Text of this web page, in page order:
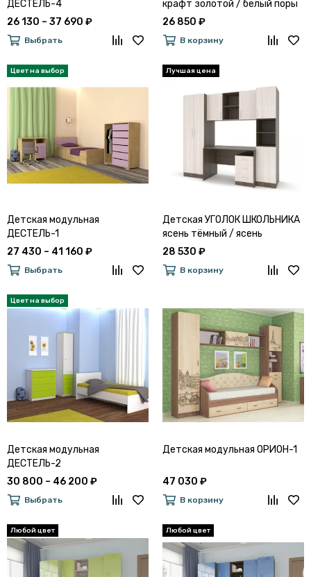
ДЕСТЕЛЬ-4
26 130 – 37 690 ₽
Выбрать
крафт золотой / белый поры
дерева
26 850 ₽
В корзину
Детская модульная
ДЕСТЕЛЬ-1
27 430 – 41 160 ₽
Выбрать
Детская УГОЛОК ШКОЛЬНИКА
ясень тёмный / ясень
светлый
28 530 ₽
В корзину
Детская модульная
ДЕСТЕЛЬ-2
30 800 – 46 200 ₽
Выбрать
Детская модульная ОРИОН-1
47 030 ₽
В корзину